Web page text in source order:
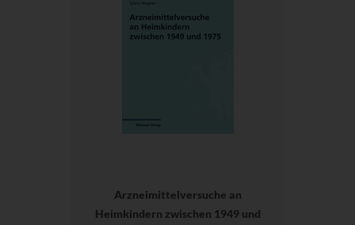
Arzneimittelversuche an
Heimkindern zwischen 1949 und